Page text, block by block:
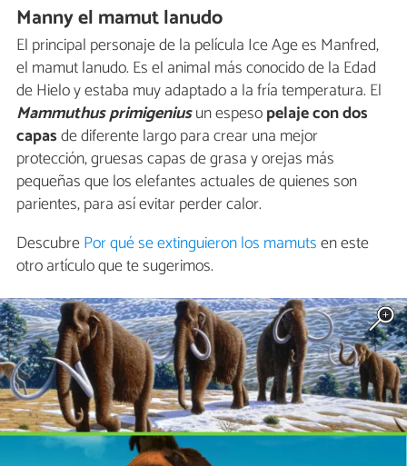
Manny el mamut lanudo
El principal personaje de la película Ice Age es Manfred,
el mamut lanudo. Es el animal más conocido de la Edad
de Hielo y estaba muy adaptado a la fría temperatura. El
Mammuthus primigeniusun espesopelaje con dos
capasde diferente largo para crear una mejor
protección, gruesas capas de grasa y orejas más
pequeñas que los elefantes actuales de quienes son
parientes, para así evitar perder calor.
DescubrePor qué se extinguieron los mamutsen este
otro artículo que te sugerimos.